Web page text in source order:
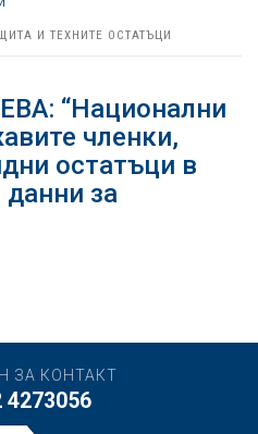
И ТЕХНИТЕ ОСТАТЪЦИ
“Национални
членки,
остатъци в
данни за
ЗА КОНТАКТ
4273056